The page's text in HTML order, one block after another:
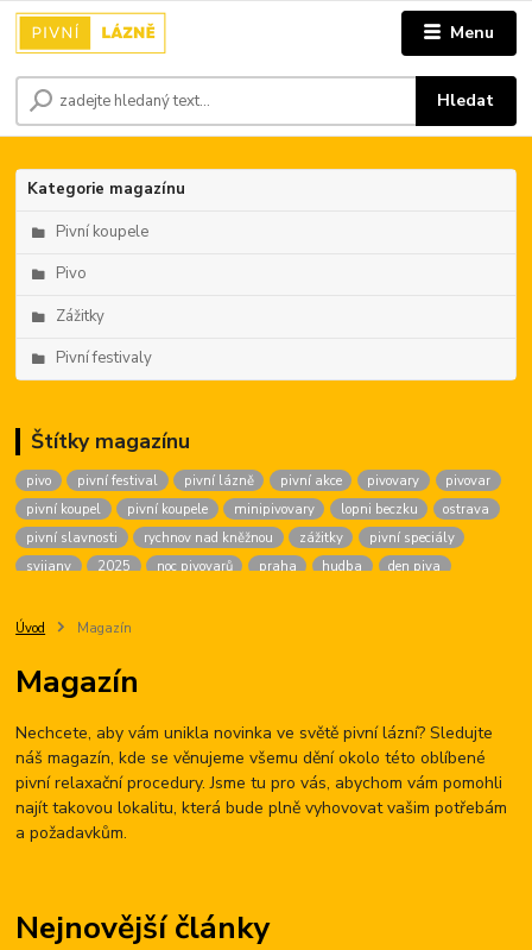
Menu
Hledat
Kategorie magazínu
Pivní koupele
Pivo
Zážitky
Pivní festivaly
Štítky magazínu
pivo pivní festival pivní lázně pivní akce pivovary
pivovar
pivní koupel
pivní koupele minipivovary lopni beczku
ostrava
pivní slavnosti
rychnov nad kněžnou zážitky
pivní speciály
svijany
2025 noc pivovarů praha hudba
den piva
malá morávka
karlovy vary
pití piva
pivní slavnosti tábor
hotel palcát pivni akce
Úvod Magazín
Magazín
Nechcete, aby vám unikla novinka ve světě pivní lázní? Sledujte
náš magazín, kde se věnujeme všemu dění okolo této oblíbené
pivní relaxační procedury. Jsme tu pro vás, abychom vám pomohli
najít takovou lokalitu, která bude plně vyhovovat vašim potřebám
a požadavkům.
Nejnovější články